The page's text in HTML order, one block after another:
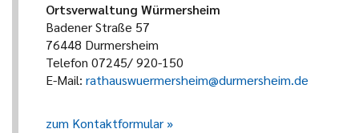
Ortsverwaltung Würmersheim
Badener Straße 57
76448 Durmersheim
Telefon 07245/ 920-150
E-Mail: rathauswuermersheim@durmersheim.de
zum Kontaktformular